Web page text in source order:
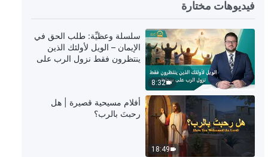
5:05
كلمات الله اليومية: كشف فساد
البشرية | اقتباس 369
5:35
كلمات الله اليومية: كشف فساد
البشرية | اقتباس 370
فيديوهات مختارة
8:32
سلسلة وعظيِّة: طلب الحق في
الإيمان – الويل لأولئك الذين
ينتظرون فقط نزول الرب على
18:49
أفلام مسيحية قصيرة | هل
رحبتَ بالرب؟